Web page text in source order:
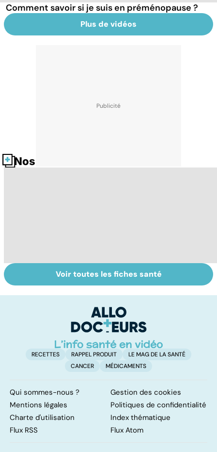
Comment savoir si je suis en préménopause ?
Plus de vidéos
Nos fiches santé
Crampes,
déchirures,
Un régime sportif
pour maigrir ?
Voir toutes les fiches santé
RECETTES RAPPEL PRODUIT
LE MAG DE LA SANTÉ
CANCER
MÉDICAMENTS
Qui sommes-nous ?
Gestion des cookies
Mentions légales
Politiques de confidentialité
Charte d'utilisation
Index thématique
Flux RSS
Flux Atom